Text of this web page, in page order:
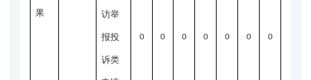
果 访举
报投
诉类
0 0 0 0 0 0 0